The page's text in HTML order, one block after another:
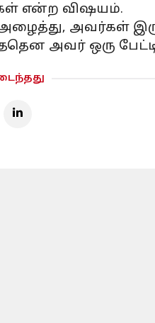
என்ற விஷயம்.
அவர்கள்
அவர் ஒரு